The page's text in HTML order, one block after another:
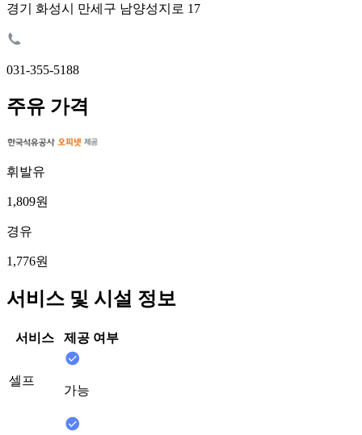
경기 화성시 만세구 남양성지로 17
031-355-5188
주유 가격
휘발유
1,809원
경유
1,776원
서비스 및 시설 정보
서비스 제공 여부
셀프
가능